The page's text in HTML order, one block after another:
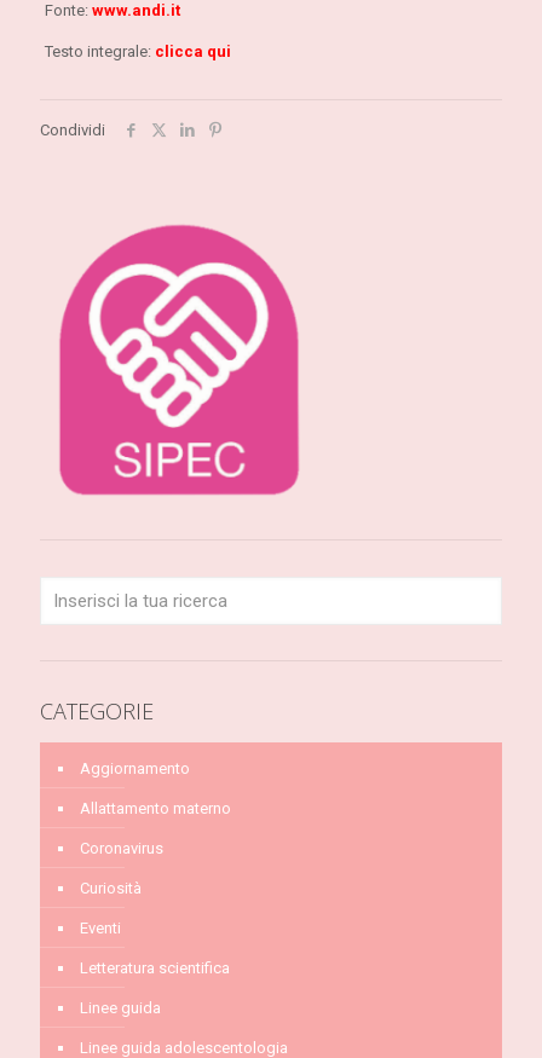
Fonte: www.andi.it
Testo integrale: clicca qui
Condividi
CATEGORIE
Aggiornamento
Allattamento materno
Coronavirus
Curiosità
Eventi
Letteratura scientifica
Linee guida
Linee guida adolescentologia